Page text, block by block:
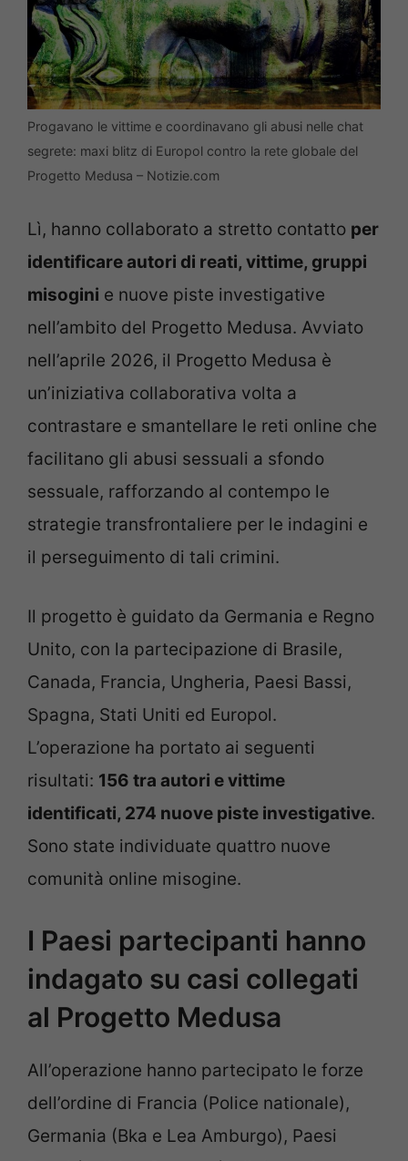
Progavano le vittime e coordinavano gli abusi nelle chat
segrete: maxi blitz di Europol contro la rete globale del
Progetto Medusa – Notizie.com
Lì, hanno collaborato a stretto contatto per
identificare autori di reati, vittime, gruppi
misogini e nuove piste investigative
nell’ambito del Progetto Medusa. Avviato
nell’aprile 2026, il Progetto Medusa è
un’iniziativa collaborativa volta a
contrastare e smantellare le reti online che
facilitano gli abusi sessuali a sfondo
sessuale, rafforzando al contempo le
strategie transfrontaliere per le indagini e
il perseguimento di tali crimini.
Il progetto è guidato da Germania e Regno
Unito, con la partecipazione di Brasile,
Canada, Francia, Ungheria, Paesi Bassi,
Spagna, Stati Uniti ed Europol.
L’operazione ha portato ai seguenti
risultati: 156 tra autori e vittime
identificati, 274 nuove piste investigative.
Sono state individuate quattro nuove
comunità online misogine.
I Paesi partecipanti hanno
indagato su casi collegati
al Progetto Medusa
All’operazione hanno partecipato le forze
dell’ordine di Francia (Police nationale),
Germania (Bka e Lea Amburgo), Paesi